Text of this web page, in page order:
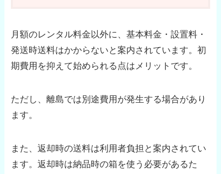
月額のレンタル料金以外に、基本料金・設置料・
発送時送料はかからないと案内されています。初
期費用を抑えて始められる点はメリットです。
ただし、離島では別途費用が発生する場合があり
ます。
また、返却時の送料は利用者負担と案内されてい
ます。返却時は納品時の箱を使う必要があるた